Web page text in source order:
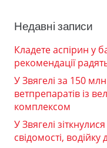
Недавні записи
Кладете аспірин у
рекомендації
У Звягелі за 150
ветпрепаратів із
комплексом
У Звягелі
свідомості,